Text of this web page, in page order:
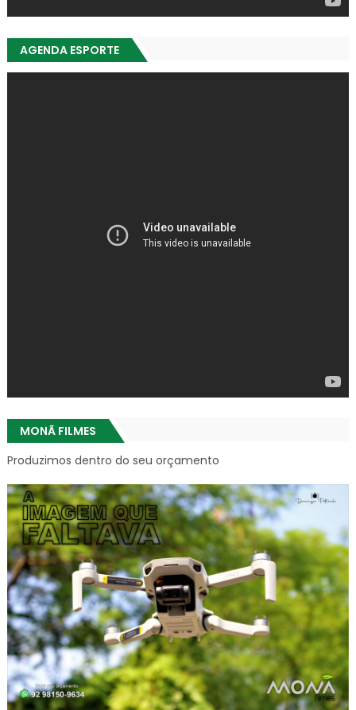
AGENDA ESPORTE
MONÃ FILMES
Produzimos dentro do seu orçamento